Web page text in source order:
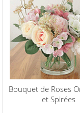
Bouquet de Roses
et Spirées